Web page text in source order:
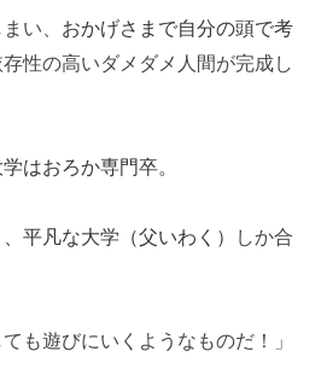
い、
おかげさまで自分の頭で考
性の高いダメダメ人間が完成し
はおろか専門卒。
平凡な大学（父いわく）
しか合
も遊びにいくようなものだ！」